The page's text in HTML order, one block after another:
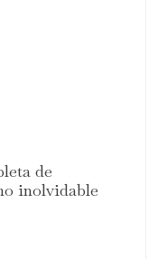
de
inolvidable